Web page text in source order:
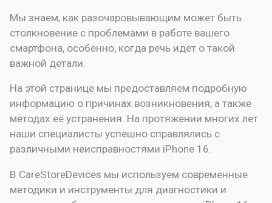
Мы знаем, как разочаровывающим может быть
столкновение с проблемами в работе вашего
смартфона, особенно, когда речь идет о такой
важной детали.
На этой странице мы предоставляем подробную
информацию о причинах возникновения, а также
методах её устранения. На протяжении многих лет
наши специалисты успешно справлялись с
различными неисправностями iPhone 16.
В CareStoreDevices мы используем современные
методики и инструменты для диагностики и